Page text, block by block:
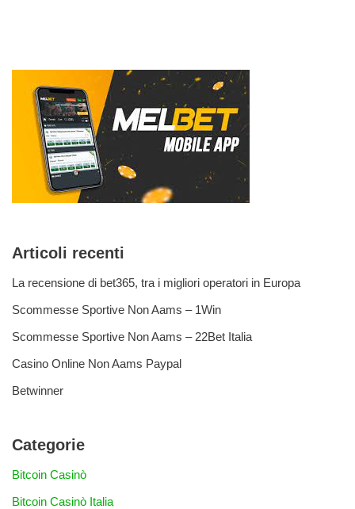
Articoli recenti
La recensione di bet365, tra i migliori operatori in Europa
Scommesse Sportive Non Aams – 1Win
Scommesse Sportive Non Aams – 22Bet Italia
Casino Online Non Aams Paypal
Betwinner
Categorie
Bitcoin Casinò
Bitcoin Casinò Italia